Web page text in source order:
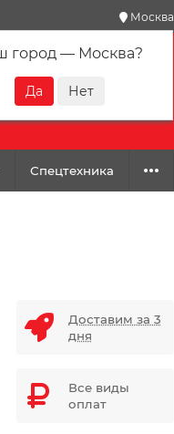
Москва
город — Москва?
Спецтехника
Доставим за 3
дня
Все виды
оплат